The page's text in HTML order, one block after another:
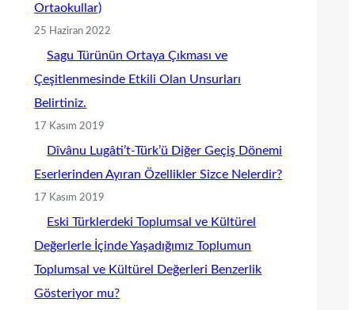
Ortaokullar)
25 Haziran 2022
Sagu Türünün Ortaya Çıkması ve
Çeşitlenmesinde Etkili Olan Unsurları
Belirtiniz.
17 Kasım 2019
Dîvânu Lugâti’t-Türk’ü Diğer Geçiş Dönemi
Eserlerinden Ayıran Özellikler Sizce Nelerdir?
17 Kasım 2019
Eski Türklerdeki Toplumsal ve Kültürel
Değerlerle İçinde Yaşadığımız Toplumun
Toplumsal ve Kültürel Değerleri Benzerlik
Gösteriyor mu?